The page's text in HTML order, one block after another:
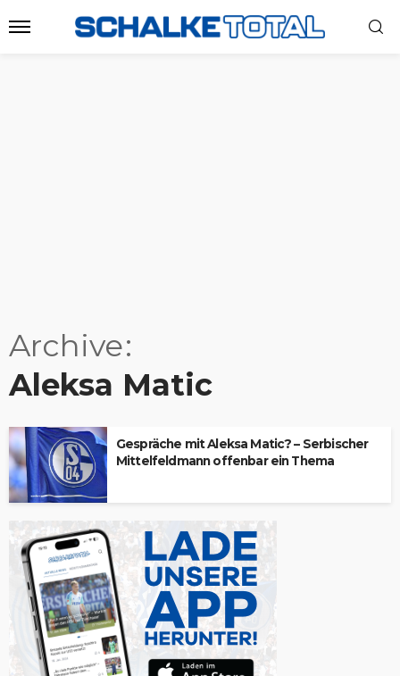
Archive
Aleksa Matic
Gespräche mit Aleksa Matic? – Serbischer
Mittelfeldmann offenbar ein Thema